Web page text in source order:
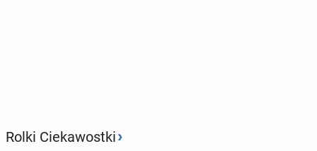
Rolki Ciekawostki›